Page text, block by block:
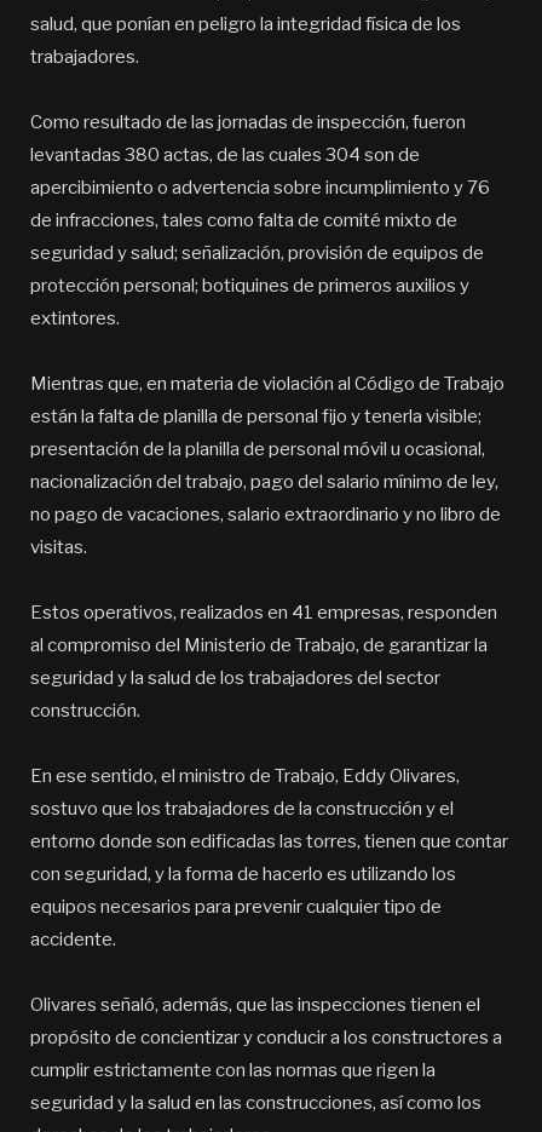
salud, que ponían en peligro la integridad física de los
trabajadores.
Como resultado de las jornadas de inspección, fueron
levantadas 380 actas, de las cuales 304 son de
apercibimiento o advertencia sobre incumplimiento y 76
de infracciones, tales como falta de comité mixto de
seguridad y salud; señalización, provisión de equipos de
protección personal; botiquines de primeros auxilios y
extintores.
Mientras que, en materia de violación al Código de Trabajo
están la falta de planilla de personal fijo y tenerla visible;
presentación de la planilla de personal móvil u ocasional,
nacionalización del trabajo, pago del salario mínimo de ley,
no pago de vacaciones, salario extraordinario y no libro de
visitas.
Estos operativos, realizados en 41 empresas, responden
al compromiso del Ministerio de Trabajo, de garantizar la
seguridad y la salud de los trabajadores del sector
construcción.
En ese sentido, el ministro de Trabajo, Eddy Olivares,
sostuvo que los trabajadores de la construcción y el
entorno donde son edificadas las torres, tienen que contar
con seguridad, y la forma de hacerlo es utilizando los
equipos necesarios para prevenir cualquier tipo de
accidente.
Olivares señaló, además, que las inspecciones tienen el
propósito de concientizar y conducir a los constructores a
cumplir estrictamente con las normas que rigen la
seguridad y la salud en las construcciones, así como los